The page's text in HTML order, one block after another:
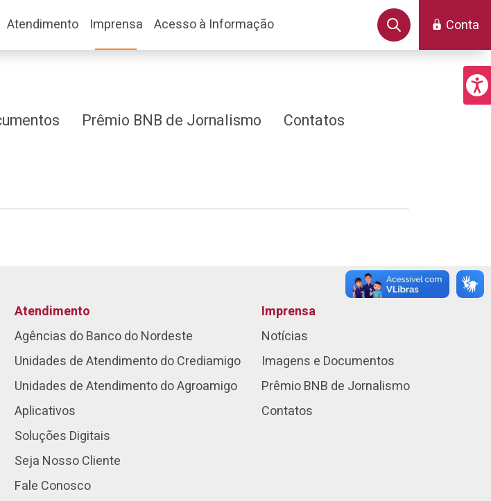
Conta
Atendimento Imprensa Acesso à Informação
Prêmio BNB de Jornalismo Contatos
Atendimento
Agências do Banco do Nordeste
Unidades de Atendimento do Crediamigo
Unidades de Atendimento do Agroamigo
Aplicativos
Soluções Digitais
Seja Nosso Cliente
Fale Conosco
Imprensa
Notícias
Imagens e Documentos
Prêmio BNB de Jornalismo
Contatos